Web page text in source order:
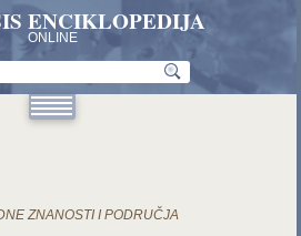
ENCIKLOPEDIJA
ONLINE
ZNANOSTI I PODRUČJA